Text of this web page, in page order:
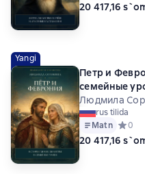
20 417,16
Yangi
Петр и
семейные
объяснение
Людмила
rus tilida
Matn
0
20 417,16